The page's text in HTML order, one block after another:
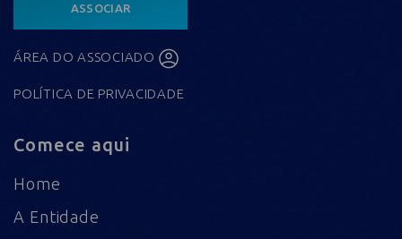
ASSOCIAR
ÁREA DO ASSOCIADO
POLÍTICA DE PRIVACIDADE
Comece aqui
Home
A Entidade